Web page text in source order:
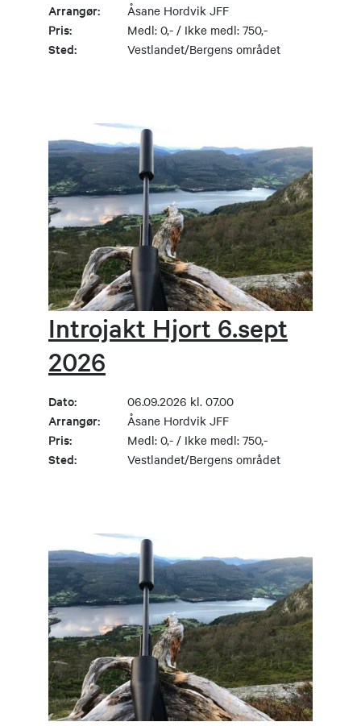
Arrangør: Åsane Hordvik JFF
Pris: Medl: 0,- / Ikke medl: 750,-
Sted: Vestlandet/Bergens området
Introjakt Hjort 6.sept
2026
Dato: 06.09.2026 kl. 07.00
Arrangør: Åsane Hordvik JFF
Pris: Medl: 0,- / Ikke medl: 750,-
Sted: Vestlandet/Bergens området